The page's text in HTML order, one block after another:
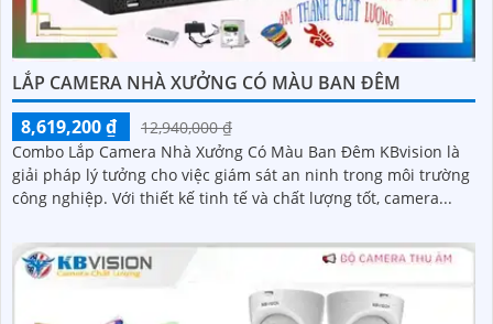
LẮP CAMERA NHÀ XƯỞNG CÓ MÀU BAN ĐÊM
8,619,200 ₫
12,940,000 ₫
Combo Lắp Camera Nhà Xưởng Có Màu Ban Đêm KBvision là
giải pháp lý tưởng cho việc giám sát an ninh trong môi trường
công nghiệp. Với thiết kế tinh tế và chất lượng tốt, camera...